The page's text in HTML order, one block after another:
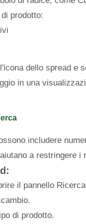
prodotto:
dello spread e
in una
includere
a restringere i
il pannello
di prodotto.